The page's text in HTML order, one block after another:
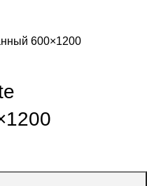
600×1200